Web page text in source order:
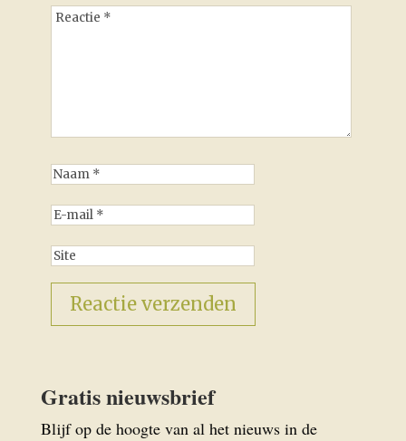
Gratis nieuwsbrief
Blijf op de hoogte van al het nieuws in de